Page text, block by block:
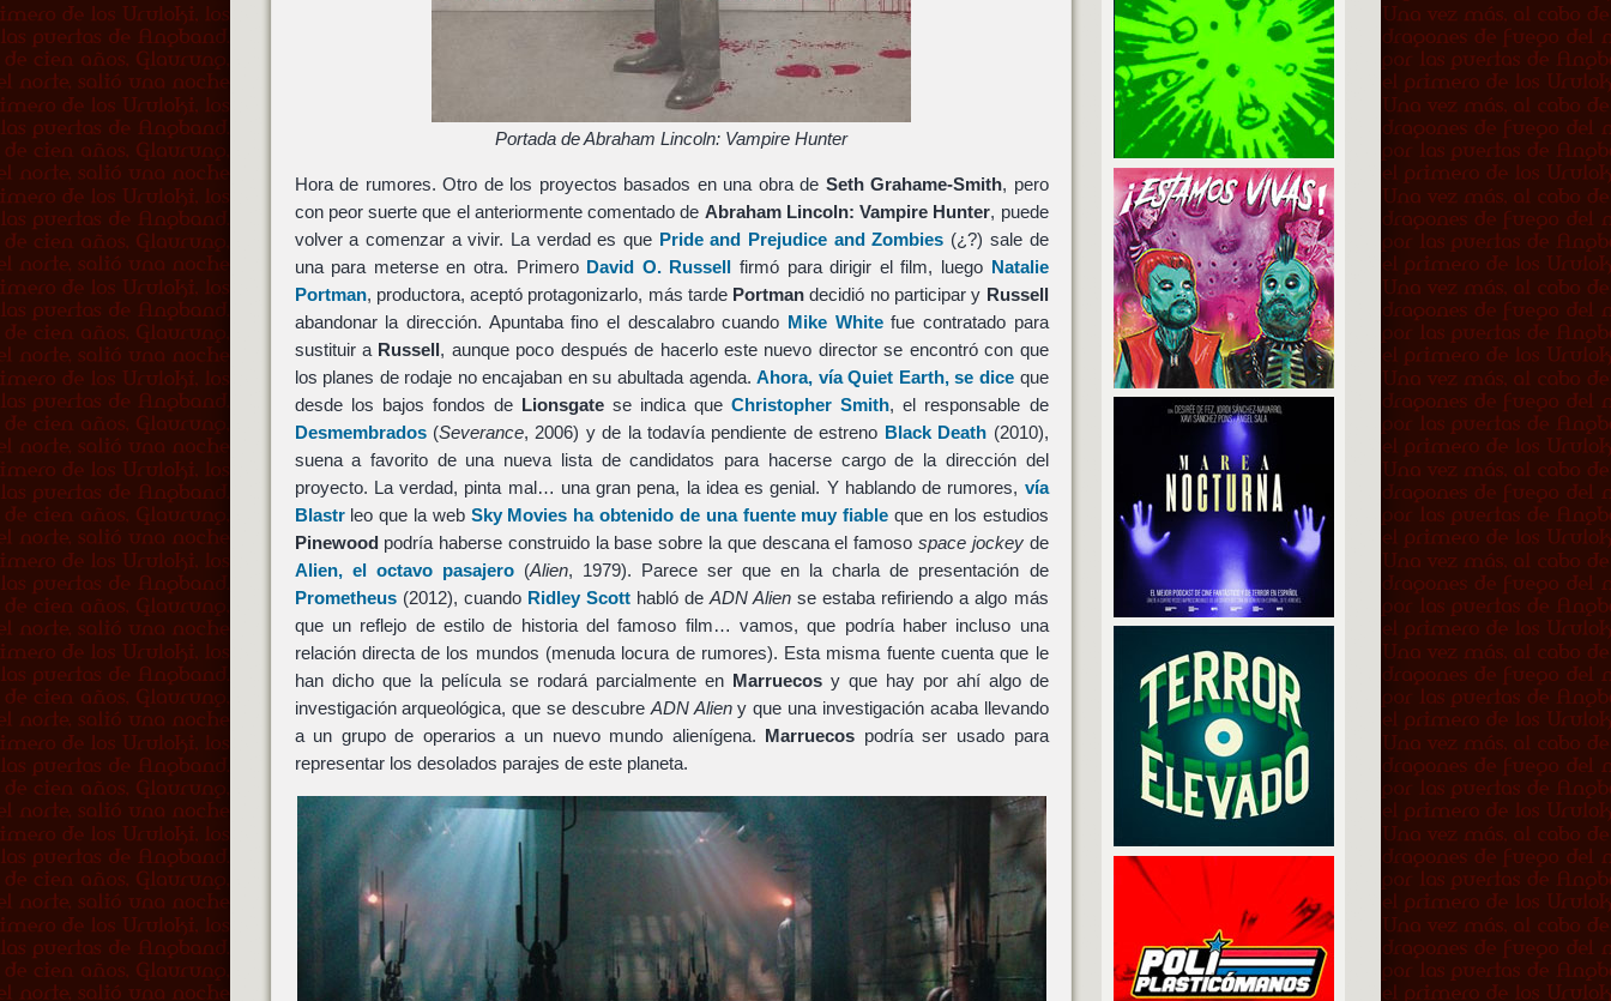
Portada de Abraham Lincoln: Vampire Hunter
Hora de rumores. Otro de los proyectos basados en una obra de Seth Grahame-Smith, pero
con peor suerte que el anteriormente comentado de Abraham Lincoln: Vampire Hunter, puede
volver a comenzar a vivir. La verdad es que Pride and Prejudice and Zombies (¿?) sale de
una para meterse en otra. Primero David O. Russell firmó para dirigir el film, luego Natalie
Portman, productora, aceptó protagonizarlo, más tarde Portman decidió no participar y Russell
abandonar la dirección. Apuntaba fino el descalabro cuando Mike Whitefue contratado para
sustituir a Russell, aunque poco después de hacerlo este nuevo director se encontró con que
los planes de rodaje no encajaban en su abultada agenda.Ahora, vía Quiet Earth, se diceque
desde los bajos fondos de Lionsgatese indica queChristopher Smith, el responsable de
Desmembrados(Severance, 2006) y de la todavía pendiente de estreno Black Death (2010),
suena a favorito de una nueva lista de candidatos para hacerse cargo de la dirección del
proyecto. La verdad, pinta mal… una gran pena, la idea es genial. Y hablando de rumores, vía
Blastrleo que la web Sky Movies ha obtenido de una fuente muy fiable que en los estudios
Pinewoodpodría haberse construido la base sobre la que descana el famoso space jockeyde
Alien, el octavo pasajero(Alien, 1979). Parece ser que en la charla de presentación de
Prometheus(2012), cuando Ridley Scotthabló deADN Alien se estaba refiriendo a algo más
que un reflejo de estilo de historia del famoso film… vamos, que podría haber incluso una
relación directa de los mundos (menuda locura de rumores). Esta misma fuente cuenta que le
han dicho que la película se rodará parcialmente en Marruecosy que hay por ahí algo de
investigación arqueológica, que se descubre ADN Alieny que una investigación acaba llevando
a un grupo de operarios a un nuevo mundo alienígena. Marruecos podría ser usado para
representar los desolados parajes de este planeta.